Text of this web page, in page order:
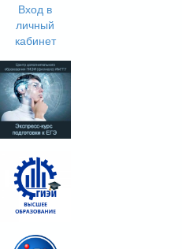
Вход в
личный
кабинет